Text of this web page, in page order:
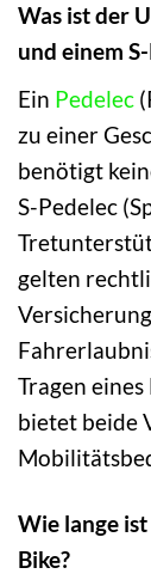
Was ist der
und einem
Ein Pedelec
zu einer
benötigt
S-Pedelec
gelten
Tragen
bietet beide
Wie lange
Bike?